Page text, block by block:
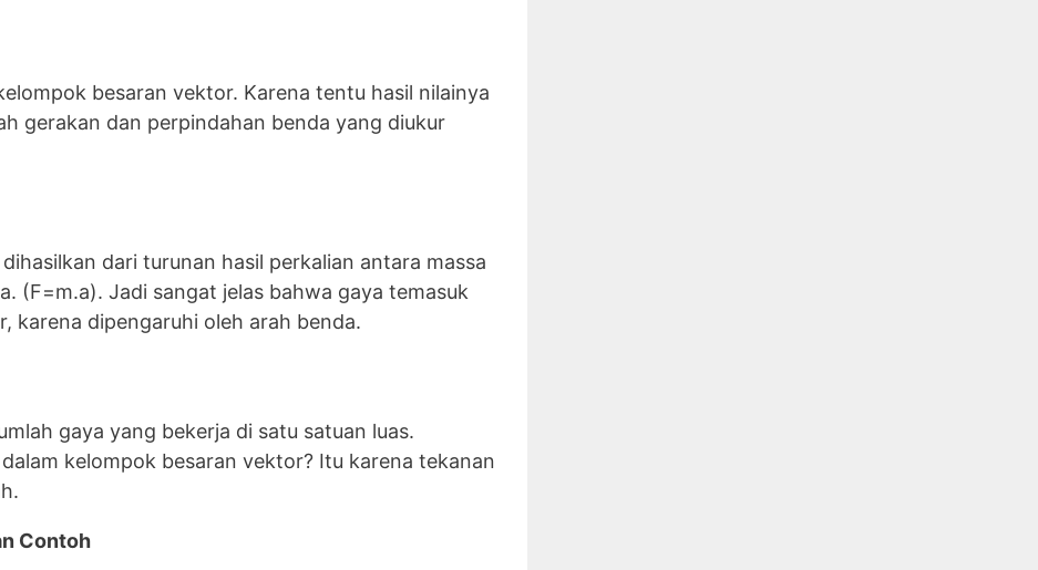
besaran vektor. Karena tentu hasil nilainya
gerakan dan perpindahan benda yang diukur
dari turunan hasil perkalian antara massa
(F=m.a). Jadi sangat jelas bahwa gaya temasuk
karena dipengaruhi oleh arah benda.
gaya yang bekerja di satu satuan luas.
kelompok besaran vektor? Itu karena tekanan
Contoh